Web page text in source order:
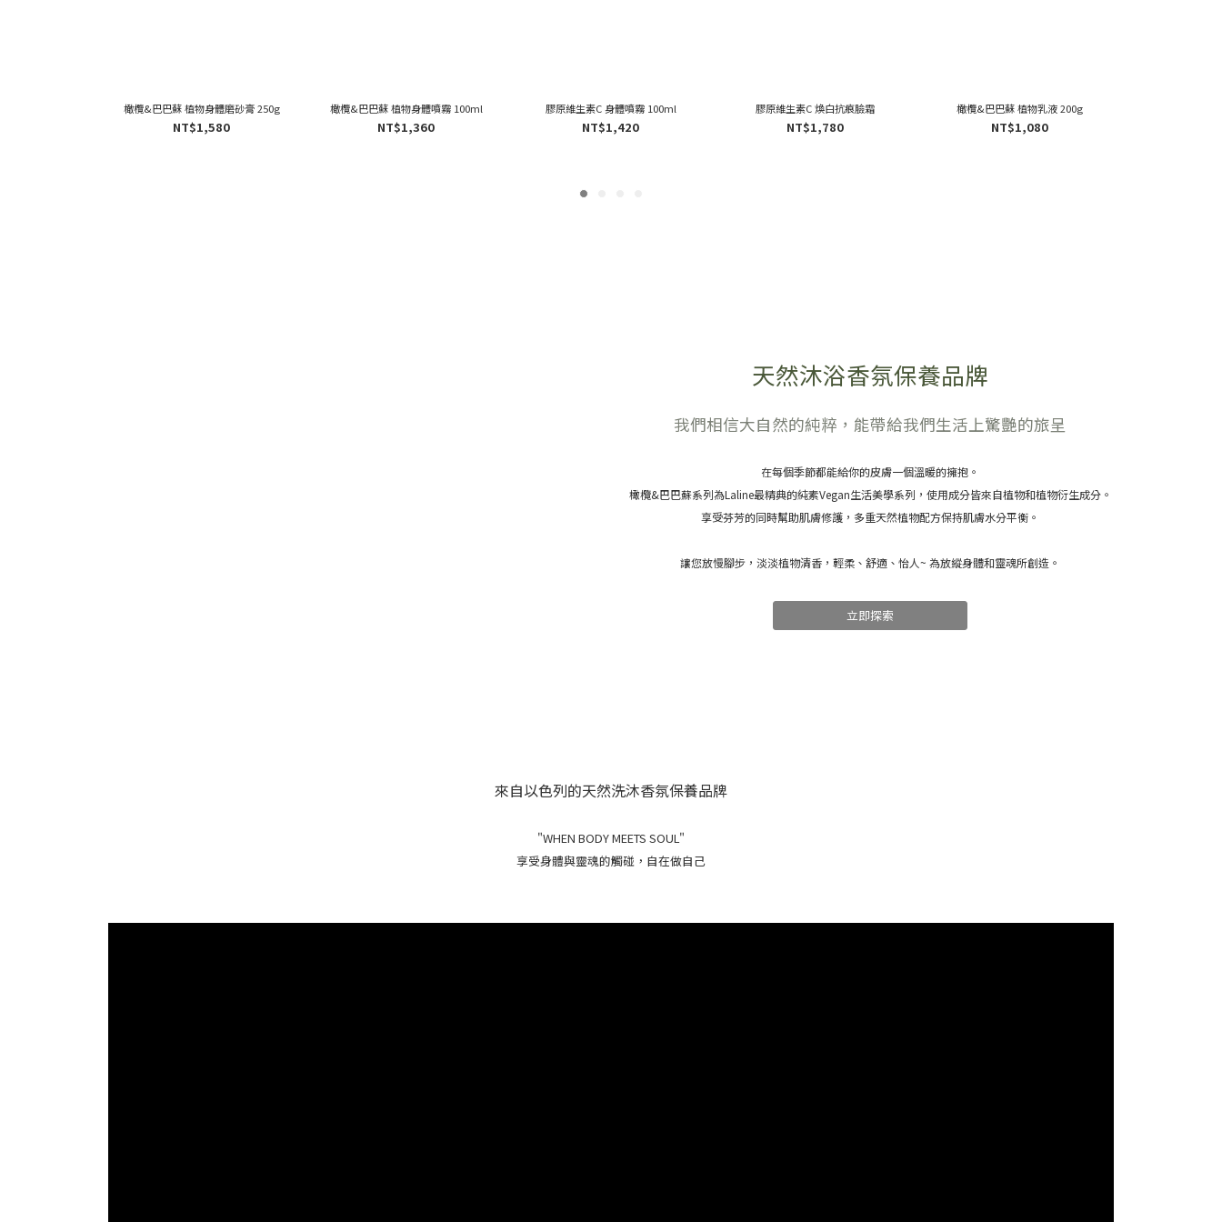
橄欖&巴巴蘇 植物身體磨砂膏 250g
NT$1,580
橄欖&巴巴蘇 植物身體噴霧 100ml
NT$1,360
膠原維生素C 身體噴霧 100ml
NT$1,420
膠原維生素C 煥白抗痕臉霜
NT$1,780
橄欖&巴巴蘇 植物乳液 200g
NT$1,080
天然沐浴香氛保養品牌
我們相信大自然的純粹，能帶給我們生活上驚艷的旅呈
在每個季節都能給你的皮膚一個溫暖的擁抱。
橄欖&巴巴蘇系列為Laline最精典的純素Vegan生活美學系列，使用成分皆來自植物和植物衍生成分。
享受芬芳的同時幫助肌膚修護， 多重天然植物配方保持肌膚水分平衡。
讓您放慢腳步，淡淡植物清香，輕柔、舒適、怡人~ 為放縱身體和靈魂所創造。
立即探索
來自以色列的天然洗沐香氛保養品牌
"WHEN BODY MEETS SOUL"
享受身體與靈魂的觸碰，自在做自己